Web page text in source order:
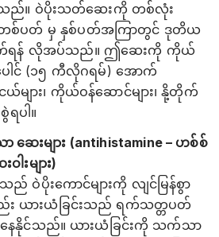
ည်။ ဝဲပိုးသတ်ဆေးကို တစ်လုံး
တစ်ပတ် မှ နှစ်ပတ်အကြာတွင် ဒုတိယ
ရန် လိုအပ်သည်။ ဤဆေးကို ကိုယ်
ေါင် (၁၅ ကီလိုဂရမ်) ‌အောက်
များ၊ ကိုယ်ဝန်‌ဆောင်များ၊ နို့တိုက်
ရပါ။
ေးများ (antihistamine – ဟစ်စ်
ါးများ)
ည် ဝဲပိုးကောင်များကို လျင်မြန်စွာ
း ယားယံခြင်းသည် ရက်သတ္တပတ်
ေနိုင်သည်။ ယားယံခြင်းကို သက်သာ